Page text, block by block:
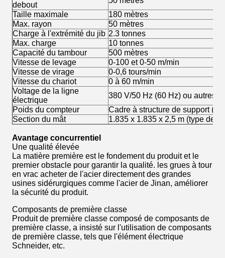
debout
Taille maximale
180 mètres
Max. rayon
50 mètres
Charge à l'extrémité du jib 2.3 tonnes
Max. charge
10 tonnes
Capacité du tambour
500 mètres
Vitesse de levage
0-100 et 0-50 m/min
Vitesse de virage
0-0,6 tours/min
Vitesse du chariot
0 à 60 m/min
Voltage de la ligne
électrique
380 V/50 Hz (60 Hz) ou autres
Poids du compteur
Cadre à structure de support
Section du mât
1.835 x 1.835 x 2,5 m (type de
Avantage concurrentiel
Une qualité élevée
La matière première est le fondement du produit et le
premier obstacle pour garantir la qualité. les grues à tour
en vrac acheter de l'acier directement des grandes
usines sidérurgiques comme l'acier de Jinan, améliorer
la sécurité du produit.
Composants de première classe
Produit de première classe composé de composants de
première classe, a insisté sur l'utilisation de composants
de première classe, tels que l'élément électrique
Schneider, etc.